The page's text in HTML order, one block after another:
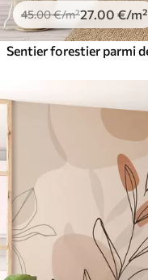
45.00€/m²27 .00 €/m²